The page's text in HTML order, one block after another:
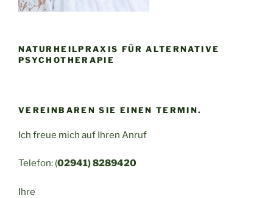
NATURHEILPRAXIS FÜR ALTERNATIVE
PSYCHOTHERAPIE
VEREINBAREN SIE EINEN TERMIN.
Ich freue mich auf Ihren Anruf
Telefon: (02941) 8289420
Ihre